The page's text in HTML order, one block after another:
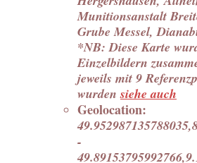
Munitionsanstalt
Grube Messel,
*NB: Diese Karte
Einzelbildern
jeweils mit 9
wurdensiehe auch
Geolocation:
-